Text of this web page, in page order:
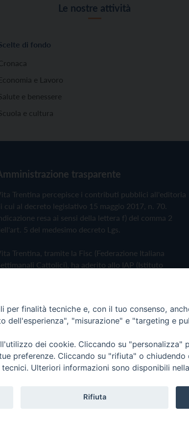
Le nostre attività
di fondo
e Lavoro
e benessere
e cultura
trasparente
Trentina percepisce i contributi pubblici all'editoria
cui al decreto legislativo 15 maggio 2017, n. 70.
resa ai sensi della lettera f) del comma 2
5 del medesimo decreto Lgs.
Trentina, tramite la Fisc (Federazione Italiana
Cattolici), ha aderito allo IAP (Istituto
Privacy Policy Cookie Policy
Editrice
per finalità tecniche e, con il tuo consenso,
dell'esperienza", "misurazione" e "targeting e
dei cookie. Cliccando su "personalizza"
preferenze. Cliccando su "rifiuta" o
Ulteriori informazioni sono disponibili nella
Rifiuta